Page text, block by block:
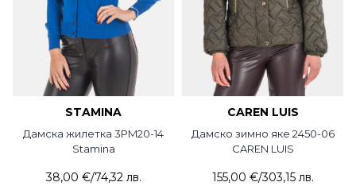
STAMINA
Дамска жилетка 3PM20-14
Stamina
38,00 €/74,32 лв.
CAREN LUIS
Дамско зимно яке 2450-06
CAREN LUIS
155,00 €/303,15 лв.